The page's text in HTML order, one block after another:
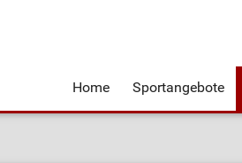
Home Sportangebote